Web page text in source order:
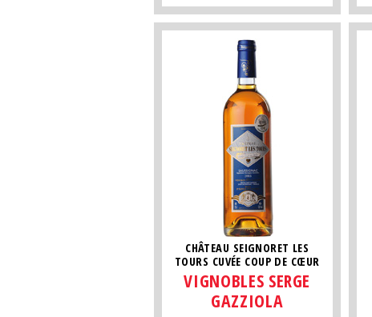
CHÂTEAU SEIGNORET LES
TOURS CUVÉE COUP DE CŒUR
VIGNOBLES SERGE
GAZZIOLA